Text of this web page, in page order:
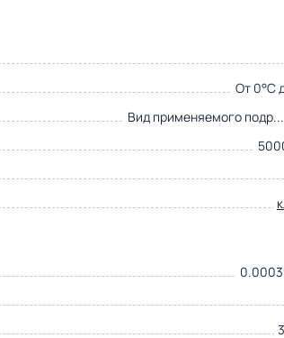
От 0°С
Вид применяемого подр...